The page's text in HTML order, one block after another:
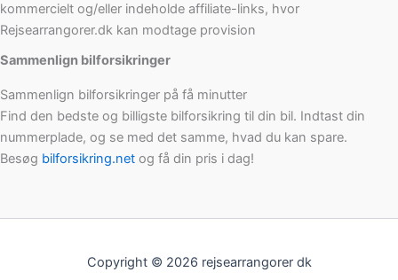
kommercielt og/eller indeholde affiliate-links, hvor
Rejsearrangorer.dk kan modtage provision
Sammenlign bilforsikringer
Sammenlign bilforsikringer på få minutter
Find den bedste og billigste bilforsikring til din bil. Indtast din
nummerplade, og se med det samme, hvad du kan spare.
Besøg bilforsikring.net og få din pris i dag!
Copyright © 2026 rejsearrangorer dk